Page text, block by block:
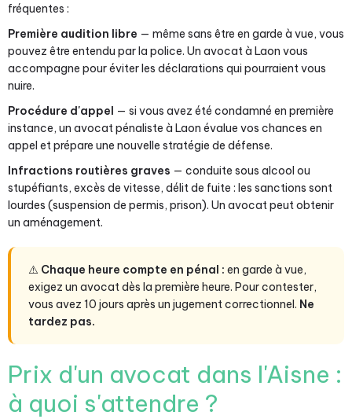
fréquentes :
Première audition libre — même sans être en garde à vue, vous
pouvez être entendu par la police. Un avocat à Laon vous
accompagne pour éviter les déclarations qui pourraient vous
nuire.
Procédure d'appel — si vous avez été condamné en première
instance, un avocat pénaliste à Laon évalue vos chances en
appel et prépare une nouvelle stratégie de défense.
Infractions routières graves — conduite sous alcool ou
stupéfiants, excès de vitesse, délit de fuite : les sanctions sont
lourdes (suspension de permis, prison). Un avocat peut obtenir
un aménagement.
⚠️ Chaque heure compte en pénal : en garde à vue,
exigez un avocat dès la première heure. Pour contester,
vous avez 10 jours après un jugement correctionnel. Ne
tardez pas.
Prix d'un avocat dans l'Aisne :
à quoi s'attendre ?